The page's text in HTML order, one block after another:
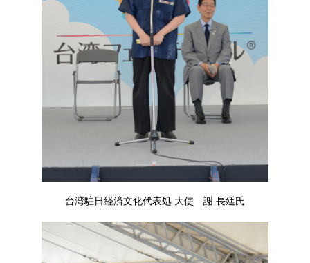
台湾駐日経済文化代表処 大使 謝 長廷氏